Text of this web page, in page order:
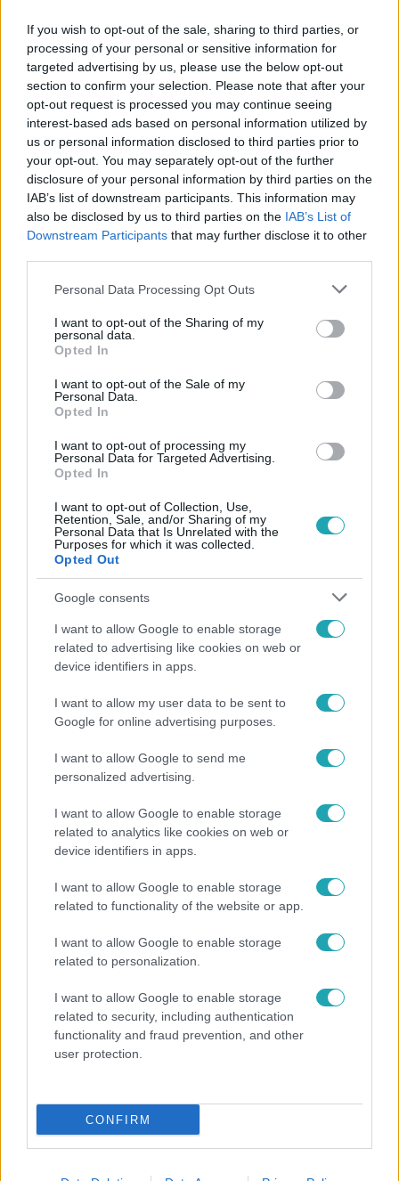
If you wish to opt-out of the sale, sharing to third parties, or
processing of your personal or sensitive information for
targeted advertising by us, please use the below opt-out
section to confirm your selection. Please note that after your
opt-out request is processed you may continue seeing
interest-based ads based on personal information utilized by
us or personal information disclosed to third parties prior to
your opt-out. You may separately opt-out of the further
disclosure of your personal information by third parties on the
IAB’s list of downstream participants. This information may
also be disclosed by us to third parties on the IAB’s List of
Downstream Participants that may further disclose it to other
Please note that this website/app uses one or more Google
not limited to your visit or usage behaviour. You may click to
grant or deny consent to Google and its third-party tags to
use your data for below specified purposes in below Google
consent section.
Personal Data Processing Opt Outs
I want to opt-out of the Sharing of my
personal data.
Opted In
I want to opt-out of the Sale of my
Personal Data.
Opted In
I want to opt-out of processing my
Personal Data for Targeted Advertising.
Opted In
I want to opt-out of Collection, Use,
Retention, Sale, and/or Sharing of my
Personal Data that Is Unrelated with the
Purposes for which it was collected.
Opted Out
Google consents
I want to allow Google to enable storage
related to advertising like cookies on web or
device identifiers in apps.
I want to allow my user data to be sent to
Google for online advertising purposes.
I want to allow Google to send me
personalized advertising.
I want to allow Google to enable storage
related to analytics like cookies on web or
device identifiers in apps.
I want to allow Google to enable storage
related to functionality of the website or app.
I want to allow Google to enable storage
related to personalization.
I want to allow Google to enable storage
related to security, including authentication
functionality and fraud prevention, and other
user protection.
CONFIRM
Exek csatája
Visszatér az Exek csatája – a frissen szakított
Zsigmond Angi és Mészáros Bende is az
expárok között
Vajon meg tudják találni újból a közös hangot és
megnyerni a versenyt? Az izgalmak garantáltak!
Legnépszerűbb videók
A tesztoszteronnál is gyorsabb: tényleg
kiszagoljuk, ha valaki ideges?
RTL+ teljes adások